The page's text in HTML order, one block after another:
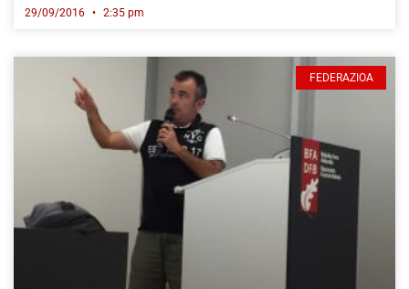
29/09/2016 2:35 pm
FEDERAZIOA